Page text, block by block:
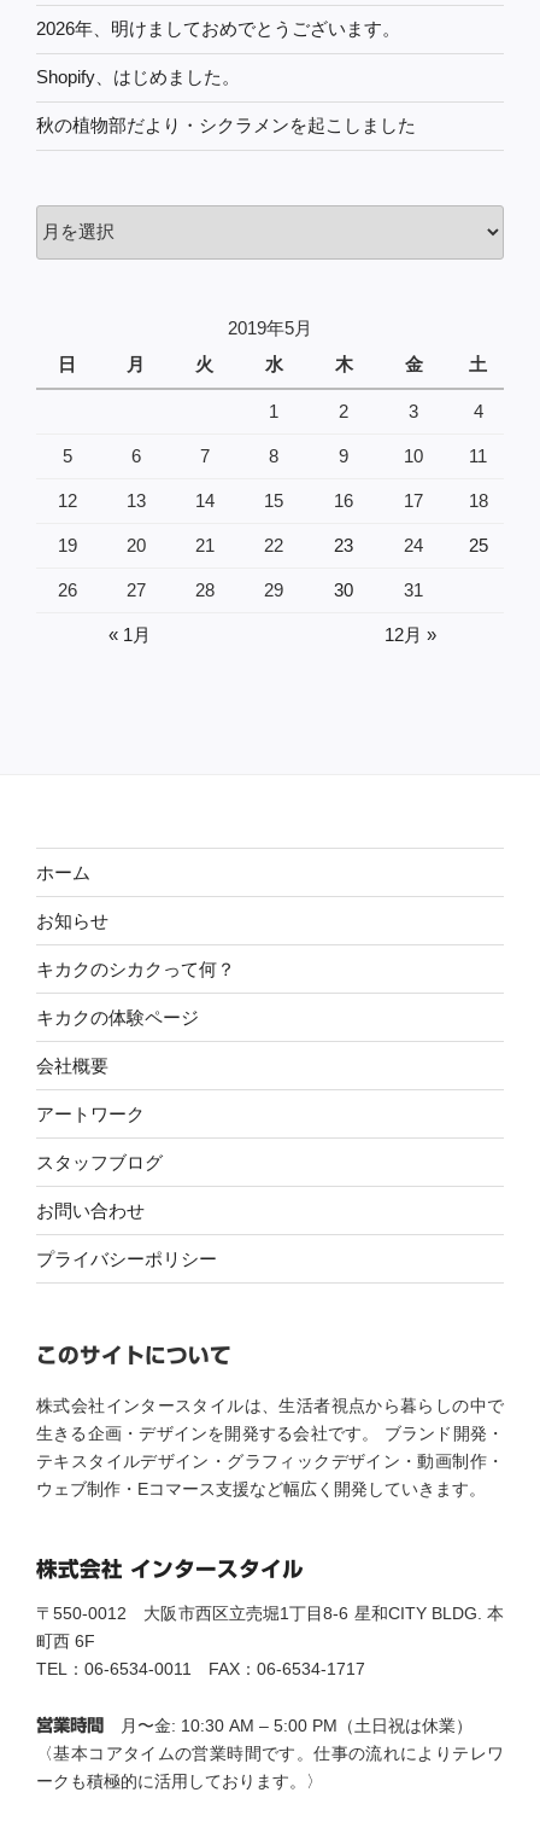
2026年、明けましておめでとうございます。
Shopify、はじめました。
秋の植物部だより・シクラメンを起こしました
去
2019年5月
日
月 火 水 木 金 土
1 2 3 4
5 6 7 8 9 10 11
12 13 14 15 16 17 18
19 20 21 22 23 24 25
26 27 28 29 30 31
« 1月 12月 »
ホーム
お知らせ
キカクのシカクって何？
キカクの体験ページ
会社概要
アートワーク
スタッフブログ
お問い合わせ
プライバシーポリシー
このサイトについて
株式会社インタースタイルは、生活者視点から暮らしの中で
生きる企画・デザインを開発する会社です。 ブランド開発・
テキスタイルデザイン・グラフィックデザイン・動画制作・
ウェブ制作・Eコマース支援など幅広く開発していきます。
株式会社 インタースタイル
〒550-0012 大阪市西区立売堀1丁目8-6 星和CITY BLDG. 本
町西 6F
TEL：06-6534-0011 FAX：06-6534-1717
営業時間
月〜金: 10:30 AM – 5:00 PM（土日祝は休業）
〈基本コアタイムの営業時間です。仕事の流れによりテレワ
ークも積極的に活用しております。〉